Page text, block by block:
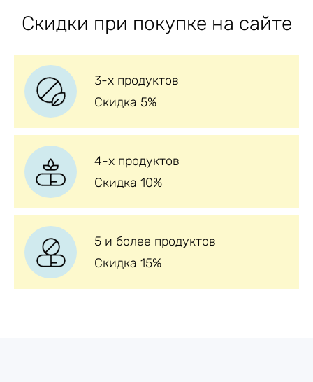
Скидки при покупке на сайте
3-х продуктов
Скидка 5%
4-х продуктов
Скидка 10%
5 и более продуктов
Скидка 15%